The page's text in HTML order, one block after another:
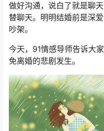
做好沟通，说白了就是聊
替聊天。明明结婚前是深
吵架。
今天，91情感导师告诉大
免离婚的悲剧发生。